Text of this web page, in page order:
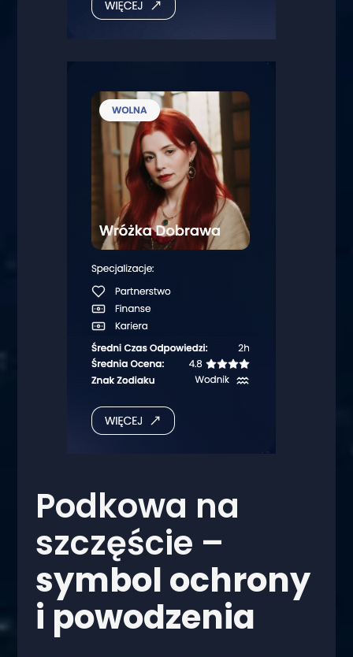
Podkowa na
szczęście –
symbol ochrony
i powodzenia